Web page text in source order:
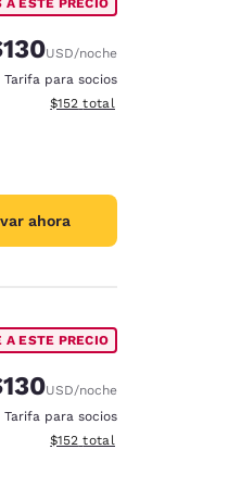
A ESTE PRECIO
tachado:
con descuento:
USD/noche
Tarifa para socios
Ver detalles del total
$152 total
ahora
A ESTE PRECIO
tachado:
con descuento:
USD/noche
Tarifa para socios
Ver detalles del total
$152 total